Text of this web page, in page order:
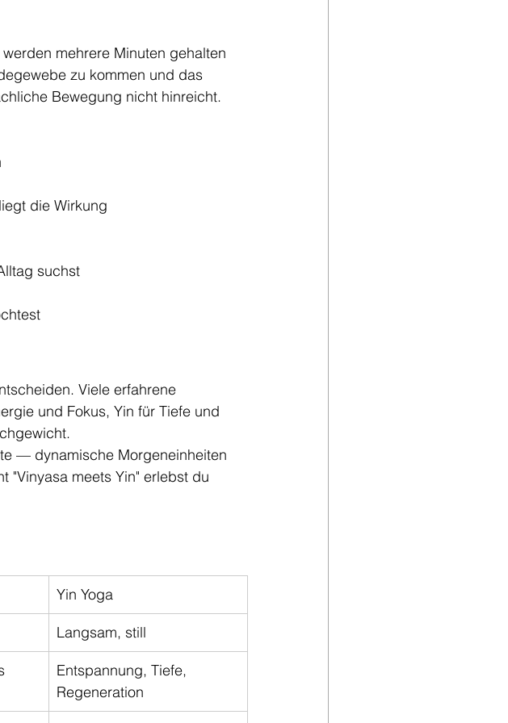
mehrere Minuten gehalten
zu kommen und das
Bewegung nicht hinreicht.
die Wirkung
suchst
Viele erfahrene
und Fokus, Yin für Tiefe und
— dynamische Morgeneinheiten
"Vinyasa meets Yin" erlebst du
Yin Yoga
Langsam, still
Entspannung, Tiefe,
Regeneration